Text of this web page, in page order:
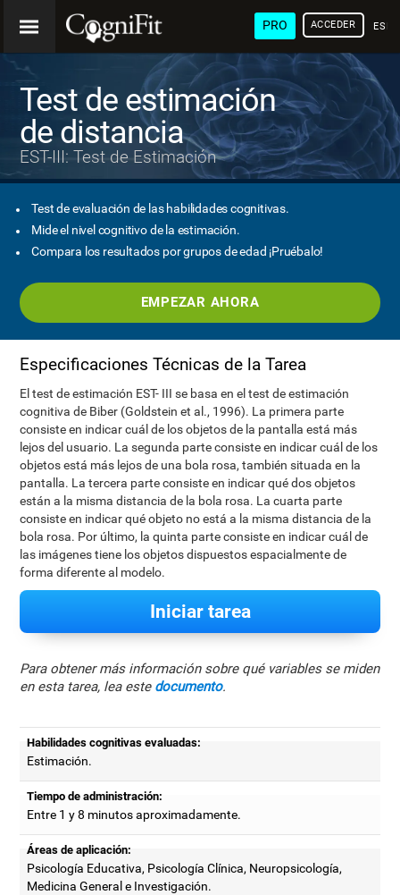
PRO ACCEDER
Test de estimación
de distancia
EST-III: Test de Estimación
Test de evaluación de las habilidades cognitivas.
Mide el nivel cognitivo de la estimación.
Compara los resultados por grupos de edad ¡Pruébalo!
EMPEZAR AHORA
Especificaciones Técnicas de la Tarea
El test de estimación EST- III se basa en el test de estimación
cognitiva de Biber (Goldstein et al., 1996). La primera parte
consiste en indicar cuál de los objetos de la pantalla está más
lejos del usuario. La segunda parte consiste en indicar cuál de los
objetos está más lejos de una bola rosa, también situada en la
pantalla. La tercera parte consiste en indicar qué dos objetos
están a la misma distancia de la bola rosa. La cuarta parte
consiste en indicar qué objeto no está a la misma distancia de la
bola rosa. Por último, la quinta parte consiste en indicar cuál de
las imágenes tiene los objetos dispuestos espacialmente de
forma diferente al modelo.
Iniciar tarea
Para obtener más información sobre qué variables se miden
en esta tarea, lea este documento.
Habilidades cognitivas evaluadas:
Estimación.
Tiempo de administración:
Entre 1 y 8 minutos aproximadamente.
Áreas de aplicación:
Psicología Educativa, Psicología Clínica, Neuropsicología,
Medicina General e Investigación.